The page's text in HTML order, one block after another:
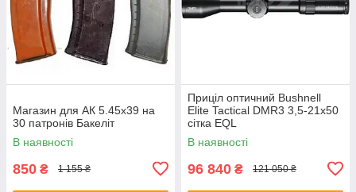
Магазин для АК 5.45х39 на
30 патронів Бакеліт
В наявності
850 ₴ 1 155 ₴
Приціл оптичний Bushnell
Elite Tactical DMR3 3,5-21x50
сітка EQL
В наявності
96 840 ₴ 121 050 ₴